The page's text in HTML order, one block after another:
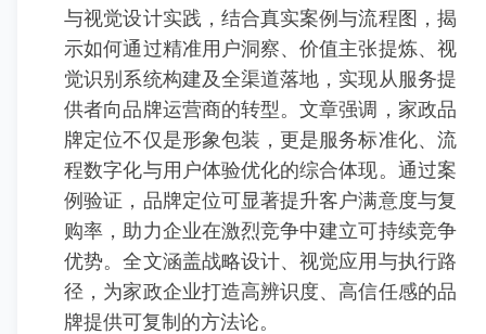
与视觉设计实践，结合真实案例与流程图，揭
示如何通过精准用户洞察、价值主张提炼、视
觉识别系统构建及全渠道落地，实现从服务提
供者向品牌运营商的转型。文章强调，家政品
牌定位不仅是形象包装，更是服务标准化、流
程数字化与用户体验优化的综合体现。通过案
例验证，品牌定位可显著提升客户满意度与复
购率，助力企业在激烈竞争中建立可持续竞争
优势。全文涵盖战略设计、视觉应用与执行路
径，为家政企业打造高辨识度、高信任感的品
牌提供可复制的方法论。